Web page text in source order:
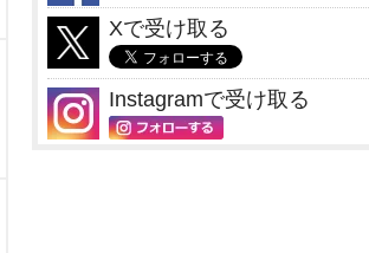
Xで受け取る
Instagramで受け取る